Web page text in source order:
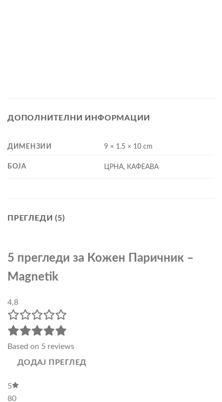
ДОПОЛНИТЕЛНИ ИНФОРМАЦИИ
ДИМЕНЗИИ 9 × 1.5 × 10 cm
БОЈА ЦРНА, КАФЕАВА
ПРЕГЛЕДИ (5)
5 прегледи за Кожен Паричник –
Magnetik
4,8
Based on 5 reviews
ДОДАЈ ПРЕГЛЕД
5
80